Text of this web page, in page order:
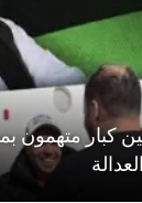
كبار